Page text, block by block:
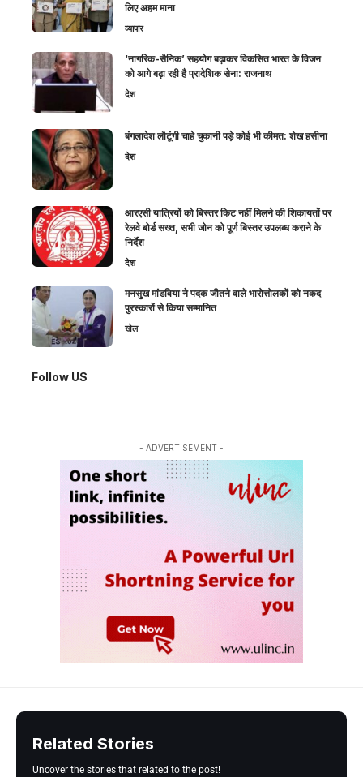
लिए अहम माना
व्यापार
‘नागरिक-सैनिक’ सहयोग बढ़ाकर विकसित भारत के विजन
को आगे बढ़ा रही है प्रादेशिक सेना: राजनाथ
देश
बंगलादेश लौटूंगी चाहे चुकानी पड़े कोई भी कीमत: शेख हसीना
देश
आरएसी यात्रियों को बिस्तर किट नहीं मिलने की शिकायतों पर
रेलवे बोर्ड सख्त, सभी जोन को पूर्ण बिस्तर उपलब्ध कराने के
निर्देश
देश
मनसुख मांडविया ने पदक जीतने वाले भारोत्तोलकों को नकद
पुरस्कारों से किया सम्मानित
खेल
Follow US
- ADVERTISEMENT -
Related Stories
Uncover the stories that related to the post!